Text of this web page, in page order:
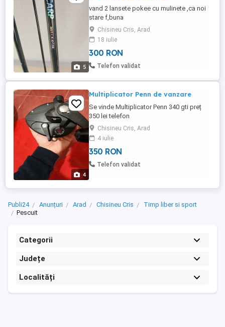
5
vand 2 lansete pokee cu mulinete ,ca noi
stare f,buna
Chisineu Cris, Arad
18 iulie
300 RON
Telefon validat
4
Multiplicator Penn de vanzare
Se vinde Multiplicator Penn 340 gti preț
350 lei telefon
Chisineu Cris, Arad
4 iulie
350 RON
Telefon validat
Publi24 Anunțuri Arad Chisineu Cris
Timp liber si sport
Pescuit
Categorii
Județe
Localități